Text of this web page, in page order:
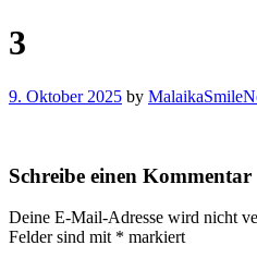
3
9. Oktober 2025 by MalaikaSmile
Schreibe einen Kommentar
Deine E-Mail-Adresse wird nicht
Felder sind mit * markiert